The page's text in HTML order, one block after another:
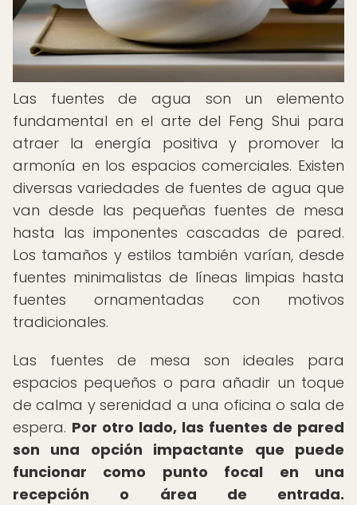
Las fuentes de agua son un elemento
fundamental en el arte del Feng Shui para
atraer la energía positiva y promover la
armonía en los espacios comerciales. Existen
diversas variedades de fuentes de agua que
van desde las pequeñas fuentes de mesa
hasta las imponentes cascadas de pared.
Los tamaños y estilos también varían, desde
fuentes minimalistas de líneas limpias hasta
fuentes ornamentadas con motivos
tradicionales.
Las fuentes de mesa son ideales para
espacios pequeños o para añadir un toque
de calma y serenidad a una oficina o sala de
espera. Por otro lado, las fuentes de pared
son una opción impactante que puede
funcionar como punto focal en una
recepción o área de entrada.